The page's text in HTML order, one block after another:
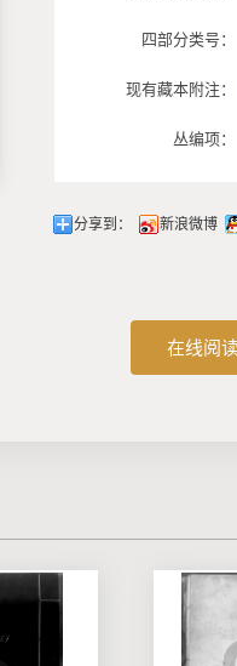
四部分类号：
现有藏本附注：
丛编项：
分享到： 新浪微博